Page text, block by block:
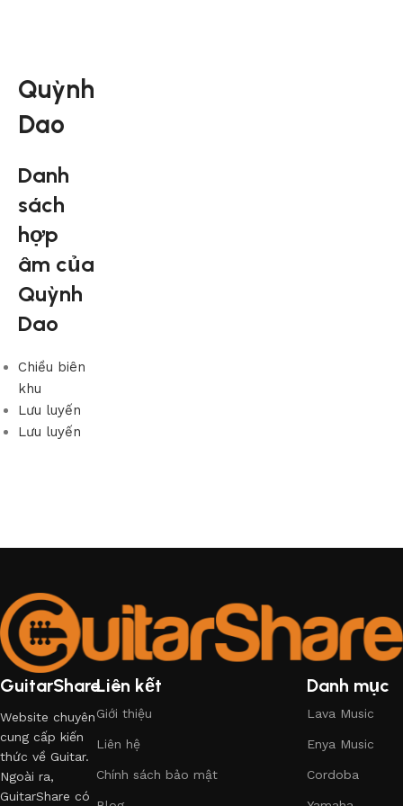
Quỳnh
Dao
Danh
sách
hợp
âm của
Quỳnh
Dao
Chiều biên
khu
Lưu luyến
Lưu luyến
GuitarShare
Website chuyên
cung cấp kiến
thức về Guitar.
Ngoài ra,
GuitarShare có
Liên kết
Giới thiệu
Liên hệ
Chính sách bảo mật
Danh mục
Lava Music
Enya Music
Cordoba